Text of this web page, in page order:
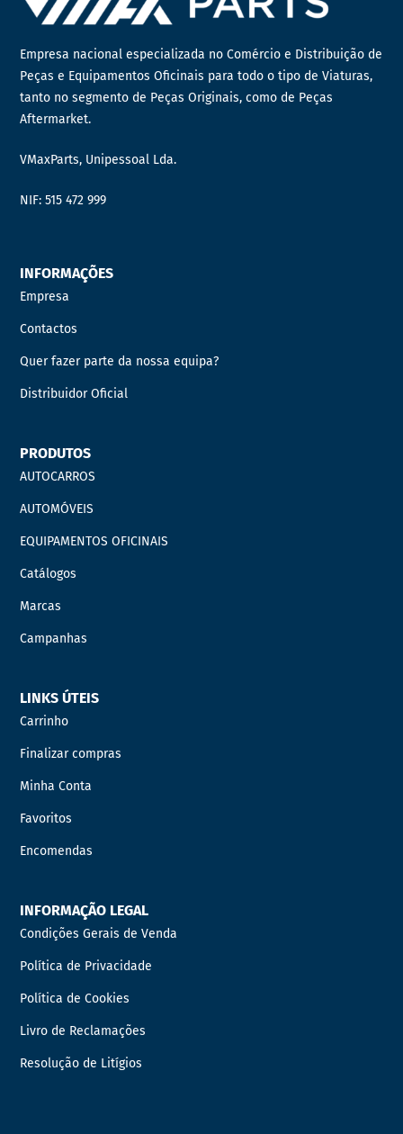
Empresa nacional especializada no Comércio e Distribuição de
Peças e Equipamentos Oficinais para todo o tipo de Viaturas,
tanto no segmento de Peças Originais, como de Peças
Aftermarket.
VMaxParts, Unipessoal Lda.
NIF: 515 472 999
INFORMAÇÕES
Empresa
Contactos
Quer fazer parte da nossa equipa?
Distribuidor Oficial
PRODUTOS
AUTOCARROS
AUTOMÓVEIS
EQUIPAMENTOS OFICINAIS
Catálogos
Marcas
Campanhas
LINKS ÚTEIS
Carrinho
Finalizar compras
Minha Conta
Favoritos
Encomendas
INFORMAÇÃO LEGAL
Condições Gerais de Venda
Política de Privacidade
Política de Cookies
Livro de Reclamações
Resolução de Litígios